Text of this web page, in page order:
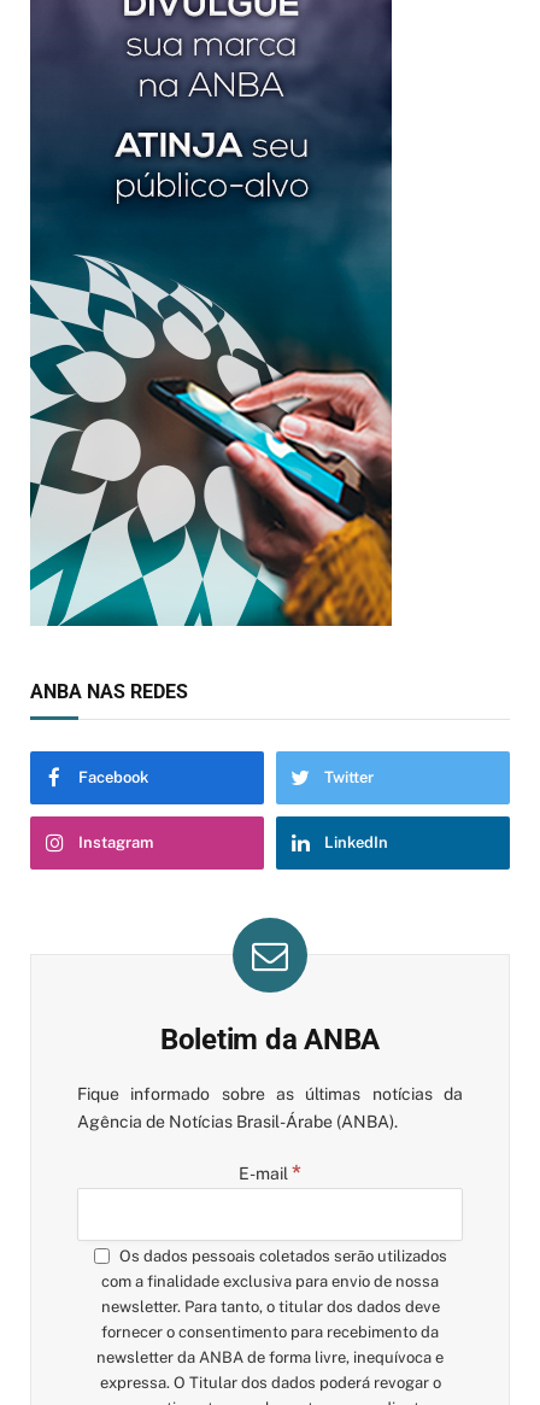
ANBA NAS REDES
Facebook Twitter
Instagram LinkedIn
Boletim da ANBA
Fique informado sobre as últimas notícias da
Agência de Notícias Brasil-Árabe (ANBA).
E-mail *
Os dados pessoais coletados serão utilizados
com a finalidade exclusiva para envio de nossa
newsletter. Para tanto, o titular dos dados deve
fornecer o consentimento para recebimento da
newsletter da ANBA de forma livre, inequívoca e
expressa. O Titular dos dados poderá revogar o